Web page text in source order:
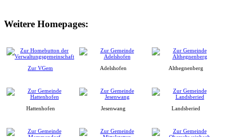
Weitere Homepages:
Zur VGem Adelshofen Althegnenberg
Hattenhofen Jesenwang Landsberied